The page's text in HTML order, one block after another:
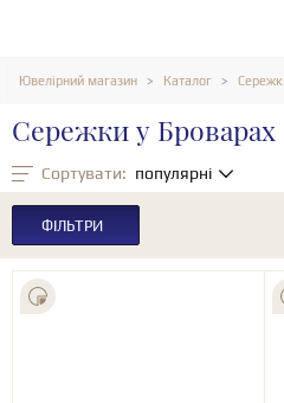
Ювелірний магазин Каталог
Сережки у Броварах
Сортувати: популярні
ФІЛЬТРИ